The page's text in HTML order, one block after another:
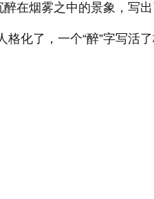
在烟雾之中的景象，写
格化了，一个“醉”字写活